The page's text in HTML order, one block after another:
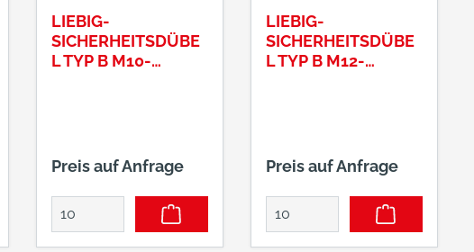
LIEBIG-
SICHERHEITSDÜBE
L TYP B M10-
Preis auf Anfrage
LIEBIG-
SICHERHEITSDÜBE
L TYP B M12-
Preis auf Anfrage